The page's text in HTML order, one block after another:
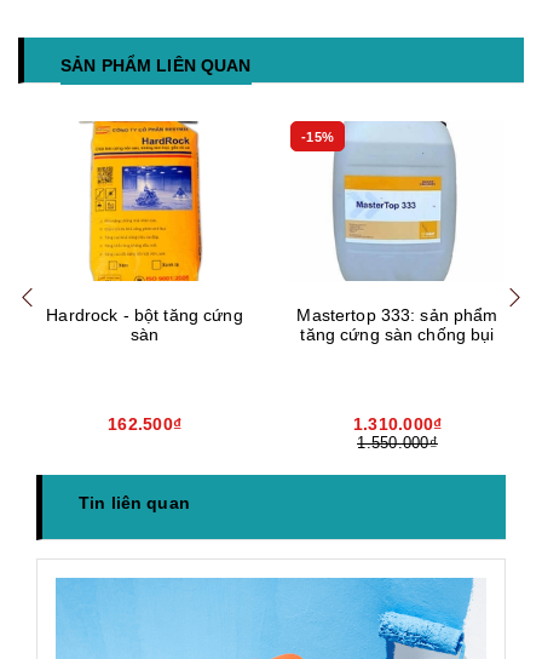
SẢN PHẨM LIÊN QUAN
Hardrock - bột tăng cứng
sàn
162.500₫
-15%
Mastertop 333: sản phẩm
tăng cứng sàn chống bụi
1.310.000₫
1.550.000₫
Tin liên quan